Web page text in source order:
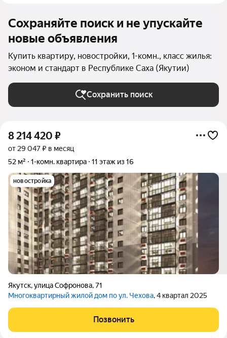
Сохраняйте поиск и не упускайте
новые объявления
Купить квартиру, новостройки, 1-комн., класс жилья:
эконом и стандарт в Республике Саха (Якутии)
Сохранить поиск
8 214 420 ₽
от 29 047 ₽ в месяц
52 м²
1-комн. квартира 11 этаж из 16
новостройка
Якутск,улица Софронова,71
Многоквартирный жилой дом по ул. Чехова, 4 квартал 2025
Позвонить